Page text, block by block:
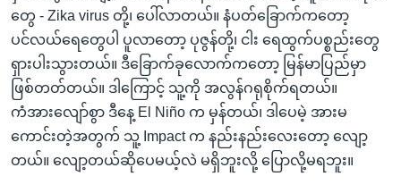
တွေ - Zika virus တို့၊ ပေါ်လာတယ်။ နံပတ်ခြောက်ကတော့
ပင်လယ်ရေတွေပါ ပူလာတော့ ပုဇွန်တို့၊ ငါး ရေထွက်ပစ္စည်းတွေ
ရှားပါးသွားတယ်။ ဒီခြောက်ခုလောက်ကတော့ မြန်မာပြည်မှာ
ဖြစ်တတ်တယ်။ ဒါကြောင့် သူ့ကို အလွန်ဂရုစိုက်ရတယ်။
ကံအားလျော်စွာ ဒီနေ့ El Niño က မှန်တယ်၊ ဒါပေမဲ့ အားမ
ကောင်းတဲ့အတွက် သူ့ Impact က နည်းနည်းလေးတော့ လျော့
တယ်။ လျော့တယ်ဆိုပေမယ့်လဲ မရှိဘူးလို့ ပြောလို့မရဘူး။